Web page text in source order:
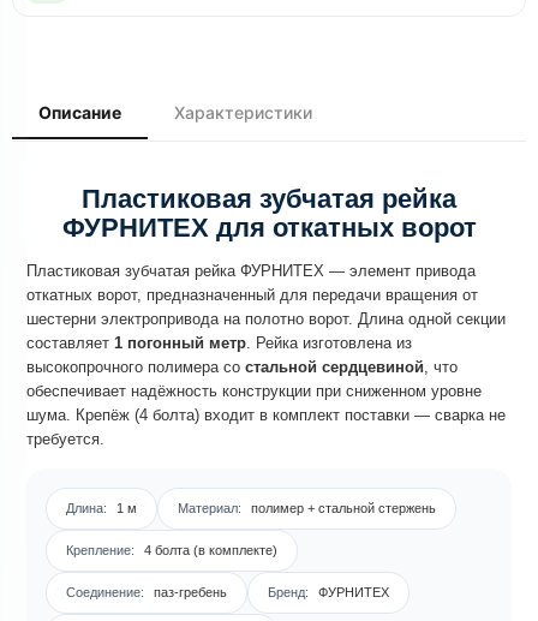
Описание Характеристики
Пластиковая зубчатая рейка
ФУРНИТЕХ для откатных ворот
Пластиковая зубчатая рейка ФУРНИТЕХ — элемент привода
откатных ворот, предназначенный для передачи вращения от
шестерни электропривода на полотно ворот. Длина одной секции
составляет 1 погонный метр . Рейка изготовлена из
высокопрочного полимера со стальной сердцевиной , что
обеспечивает надёжность конструкции при сниженном уровне
шума. Крепёж (4 болта) входит в комплект поставки — сварка не
требуется.
Длина: 1 м Материал: полимер + стальной стержень
Крепление: 4 болта (в комплекте)
Соединение: паз-гребень Бренд: ФУРНИТЕХ